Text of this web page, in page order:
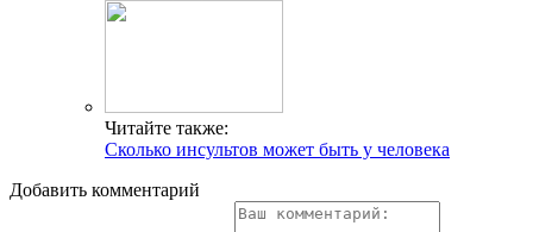
Читайте также:
Сколько инсультов может быть у человека
Добавить комментарий